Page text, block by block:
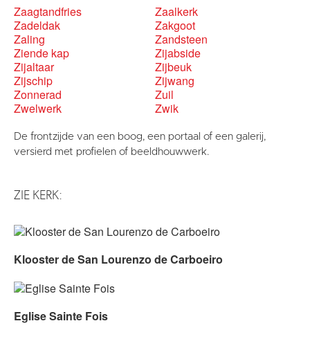
Zaagtandfries
Zaalkerk
Zadeldak
Zakgoot
Zaling
Zandsteen
Ziende kap
Zijabside
Zijaltaar
Zijbeuk
Zijschip
Zijwang
Zonnerad
Zuil
Zwelwerk
Zwik
De frontzijde van een boog, een portaal of een galerij,
versierd met profielen of beeldhouwwerk.
ZIE KERK:
Klooster de San Lourenzo de Carboeiro
Eglise Sainte Fois